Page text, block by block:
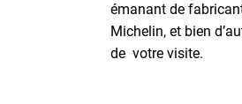
émanant de
Michelin, et bien
de votre visite.